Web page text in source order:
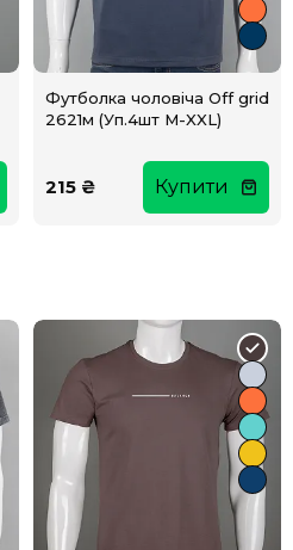
Футболка чоловіча Off grid
2621м (Уп.4шт M-XXL)
215 ₴ Купити